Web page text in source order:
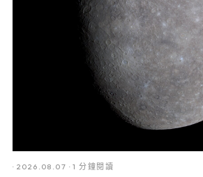
· 2026.08.07 ·1 分鐘閱讀